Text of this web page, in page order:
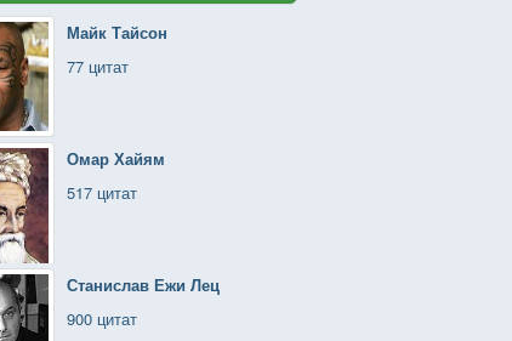
Майк Тайсон
77 цитат
Омар Хайям
517 цитат
Станислав Ежи Лец
900 цитат